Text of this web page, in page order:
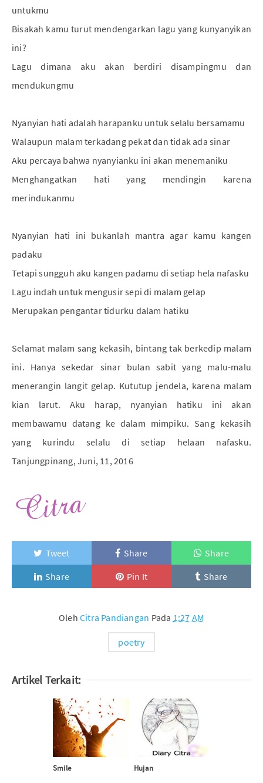
untukmu
Bisakah kamu turut mendengarkan lagu yang kunyanyikan
ini?
Lagu dimana aku akan berdiri disampingmu dan
mendukungmu
Nyanyian hati adalah harapanku untuk selalu bersamamu
Walaupun malam terkadang pekat dan tidak ada sinar
Aku percaya bahwa nyanyianku ini akan menemaniku
Menghangatkan hati yang mendingin karena
merindukanmu
Nyanyian hati ini bukanlah mantra agar kamu kangen
padaku
Tetapi sungguh aku kangen padamu di setiap hela nafasku
Lagu indah untuk mengusir sepi di malam gelap
Merupakan pengantar tidurku dalam hatiku
Selamat malam sang kekasih, bintang tak berkedip malam
ini. Hanya sekedar sinar bulan sabit yang malu-malu
menerangin langit gelap. Kututup jendela, karena malam
kian larut. Aku harap, nyanyian hatiku ini akan
membawamu datang ke dalam mimpiku. Sang kekasih
yang kurindu selalu di setiap helaan nafasku.
Tanjungpinang, Juni, 11, 2016
Tweet Share
Share
Share
Pin It Share
OlehCitra Pandiangan Pada 1:27 AM
poetry
Artikel Terkait:
Smile Hujan